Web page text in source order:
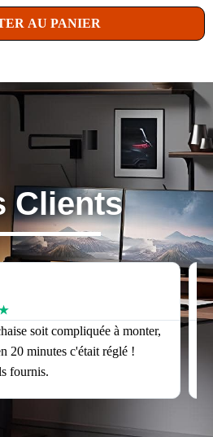
AU PANIER
Clients
soit compliquée à monter,
20 minutes c'était réglé !
fournis.